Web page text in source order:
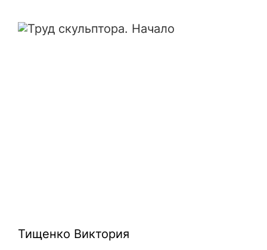
Труд скульптора. Начало
Тищенко Виктория